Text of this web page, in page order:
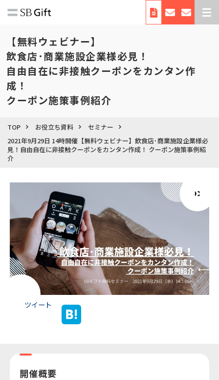
サービス紹介
導入事例
利用シーン・使い方
自治体向けサービス
【無料ウェビナー】
飲食店･商業施設企業様必見！
自由自在に非接触クーポンをカンタン作
成！
クーポン施策事例紹介
TOP お役立ち資料
セミナー
2021年9月29日 14時開催【無料ウェビナー】飲食店･商業施設企業様必
見！自由自在に非接触クーポンをカンタン作成！ クーポン施策事例紹
介
ツイート
開催概要